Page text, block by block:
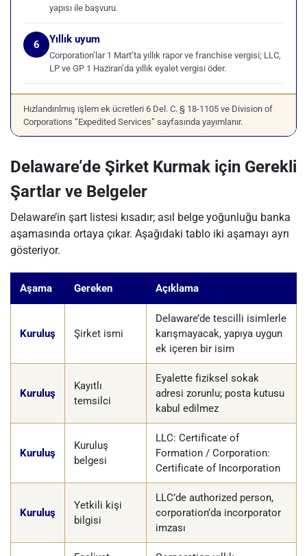
yapısı ile başvuru.
6 Yıllık uyum
Corporation’lar 1 Mart’ta yıllık rapor ve franchise vergisi; LLC,
LP ve GP 1 Haziran’da yıllık eyalet vergisi öder.
Hızlandırılmış işlem ek ücretleri 6 Del. C. § 18-1105 ve Division of
Corporations “Expedited Services” sayfasında yayımlanır.
Delaware’de Şirket Kurmak için Gerekli
Şartlar ve Belgeler
Delaware’in şart listesi kısadır; asıl belge yoğunluğu banka
aşamasında ortaya çıkar. Aşağıdaki tablo iki aşamayı ayrı
gösteriyor.
Aşama Gereken Açıklama
Kuruluş Şirket ismi
Delaware’de tescilli isimlerle
karışmayacak, yapıya uygun
ek içeren bir isim
Kuruluş
Kayıtlı
temsilci
Eyalette fiziksel sokak
adresi zorunlu; posta kutusu
kabul edilmez
Kuruluş
Kuruluş
belgesi
LLC: Certificate of
Formation / Corporation:
Certificate of Incorporation
Kuruluş
Yetkili kişi
bilgisi
LLC’de authorized person,
corporation’da incorporator
imzası